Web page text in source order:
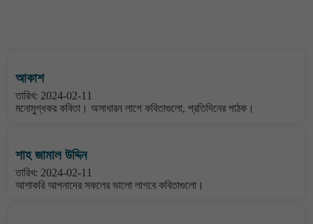
আকাশ
তারিখ: 2024-02-11
মনোমুগ্ধকর কবিতা। অসাধারন লাগে কবিতাগুলো, প্রতিদিনের পাঠক।
শাহ জামাল উদ্দিন
তারিখ: 2024-02-11
আশাকরি আপনাদের সকলের ভালো লাগবে কবিতাগুলো।